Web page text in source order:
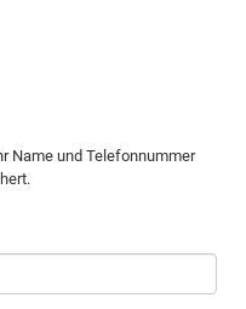
Name und Telefonnummer